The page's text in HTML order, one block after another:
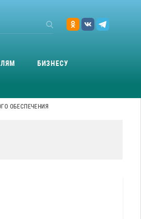
БИЗНЕСУ
ОБЕСПЕЧЕНИЯ